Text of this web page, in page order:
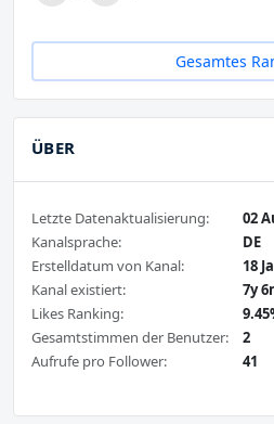
Gesamtes
ÜBER
Letzte Datenaktualisierung:
02
Kanalsprache:
DE
Erstelldatum von Kanal:
18
Kanal existiert:
7y
Likes Ranking:
Gesamtstimmen der Benutzer:
2
Aufrufe pro Follower:
41